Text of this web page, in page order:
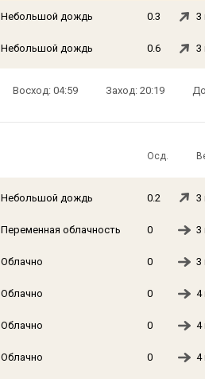
Небольшой дождь 0.3 3
Небольшой дождь 0.6 3
Восход: 04:59 Заход: 20:19
Осд.
Небольшой дождь 0.2 3
Переменная облачность 0 3
Облачно 0 3
Облачно 0 4
Облачно 0 4
Облачно 0 4